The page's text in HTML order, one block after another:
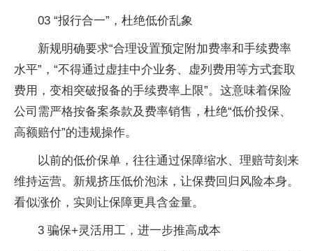
03 “报行合一”，杜绝低价乱象
新规明确要求“合理设置预定附加费率和手续费率
水平”，“不得通过虚挂中介业务、虚列费用等方式套取
费用，变相突破报备的手续费率上限”。这意味着保险
公司需严格按备案条款及费率销售，杜绝“低价投保、
高额赔付”的违规操作。
以前的低价保单，往往通过保障缩水、理赔苛刻来
维持运营。新规挤压低价泡沫，让保费回归风险本身。
看似涨价，实则让保障更具含金量。
3 骗保+灵活用工，进一步推高成本